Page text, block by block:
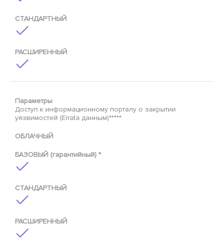
СТАНДАРТНЫЙ
РАСШИРЕННЫЙ
Параметры
Доступ к информационному порталу о закрытии
уязвимостей (Errata данным)*****
ОБЛАЧНЫЙ
БАЗОВЫЙ (гарантийный) *
СТАНДАРТНЫЙ
РАСШИРЕННЫЙ